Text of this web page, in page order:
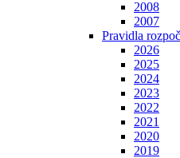
2008
2007
Pravidla
2026
2025
2024
2023
2022
2021
2020
2019